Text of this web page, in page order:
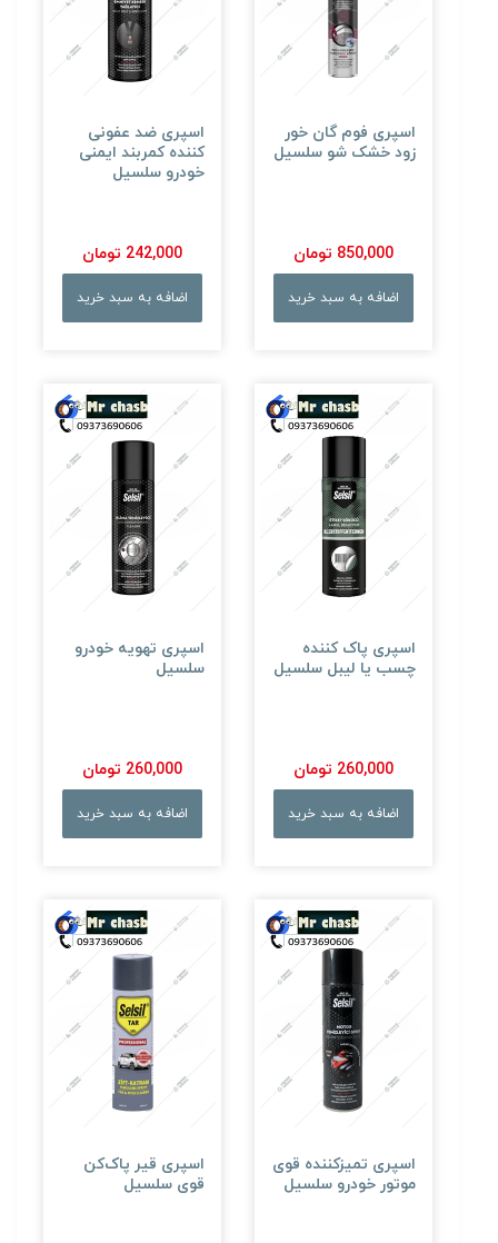
اسپری فوم گان خور
زود خشک شو سلسیل
850,000 تومان
اضافه به سبد خرید
اسپری ضد عفونی
کننده کمربند ایمنی
خودرو سلسیل
242,000 تومان
اضافه به سبد خرید
اسپری پاک کننده
چسب یا لیبل سلسیل
260,000 تومان
اضافه به سبد خرید
اسپری تهویه خودرو
سلسیل
260,000 تومان
اضافه به سبد خرید
اسپری تمیزکننده قوی
موتور خودرو سلسیل
اسپری قیر پاک‌کن
قوی سلسیل